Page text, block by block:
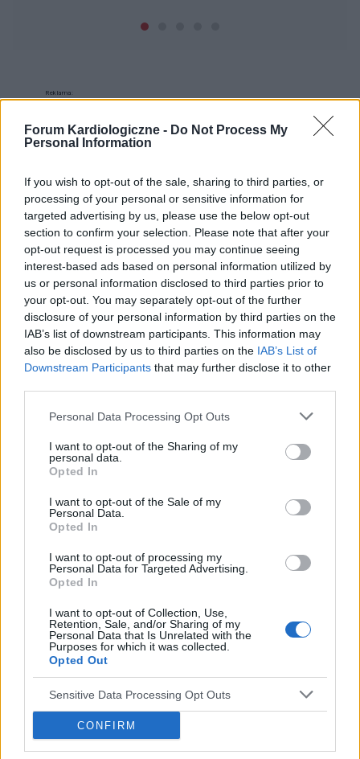
Forum Kardiologiczne - Do Not Process My
Personal Information
If you wish to opt-out of the sale, sharing to third parties, or
processing of your personal or sensitive information for
targeted advertising by us, please use the below opt-out
section to confirm your selection. Please note that after your
opt-out request is processed you may continue seeing
interest-based ads based on personal information utilized by
us or personal information disclosed to third parties prior to
your opt-out. You may separately opt-out of the further
disclosure of your personal information by third parties on the
IAB’s list of downstream participants. This information may
also be disclosed by us to third parties on the IAB’s List of
Downstream Participants that may further disclose it to other
Personal Data Processing Opt Outs
I want to opt-out of the Sharing of my
personal data.
Opted In
I want to opt-out of the Sale of my
Personal Data.
Opted In
I want to opt-out of processing my
Personal Data for Targeted Advertising.
Opted In
I want to opt-out of Collection, Use,
Retention, Sale, and/or Sharing of my
Personal Data that Is Unrelated with the
Purposes for which it was collected.
Opted Out
Sensitive Data Processing Opt Outs
CONFIRM
Reklama:
Przeczytaj następny tekst z kategorii: